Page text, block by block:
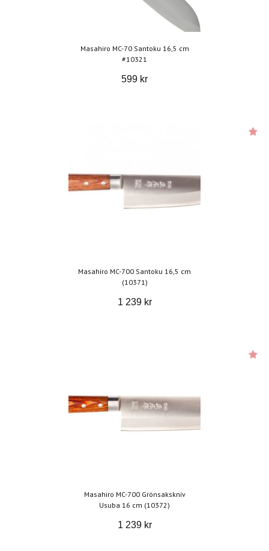
Masahiro MC-70 Santoku 16,5 cm
#10321
599 kr
Masahiro MC-700 Santoku 16,5 cm
(10371)
1 239 kr
Masahiro MC-700 Grönsakskniv
Usuba 16 cm (10372)
1 239 kr